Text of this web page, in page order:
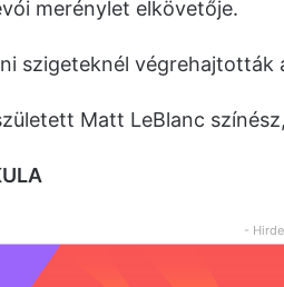
merénylet elkövetője.
szigeteknél
Matt LeBlanc
-